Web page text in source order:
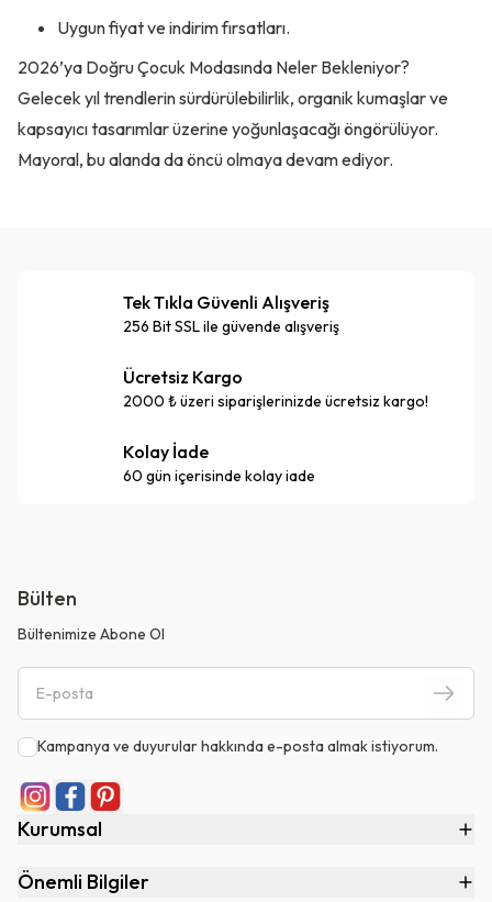
Uygun fiyat ve indirim fırsatları.
2026’ya Doğru Çocuk Modasında Neler Bekleniyor?
Gelecek yıl trendlerin sürdürülebilirlik, organik kumaşlar ve
kapsayıcı tasarımlar üzerine yoğunlaşacağı öngörülüyor.
Mayoral, bu alanda da öncü olmaya devam ediyor.
Tek Tıkla Güvenli Alışveriş
256 Bit SSL ile güvende alışveriş
Ücretsiz Kargo
2000 ₺ üzeri siparişlerinizde ücretsiz kargo!
Kolay İade
60 gün içerisinde kolay iade
Bülten
Bültenimize Abone Ol
Kampanya ve duyurular hakkında e-posta almak istiyorum.
Kurumsal
Önemli Bilgiler